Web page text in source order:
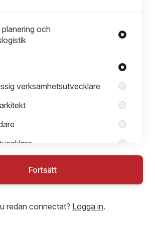
och
på planering och produktionslogistik
verksamhetsutvecklare
agila team för
Fortsätt
redan connectat? Logga in.